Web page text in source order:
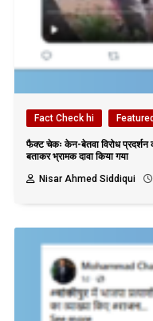
Fact Check hi Featured
फैक्ट चेकः केन-बेतवा विरोध प्रदर्शन
बताकर भ्रामक दावा किया गया
Nisar Ahmed Siddiqui